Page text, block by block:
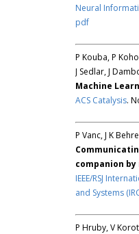
Neural
pdf
P Kouba, P
J Sedlar, J
Machine
ACS Catalysis.
P Vanc, J K
companion
IEEE/RSJ
and Systems
P Hruby, V